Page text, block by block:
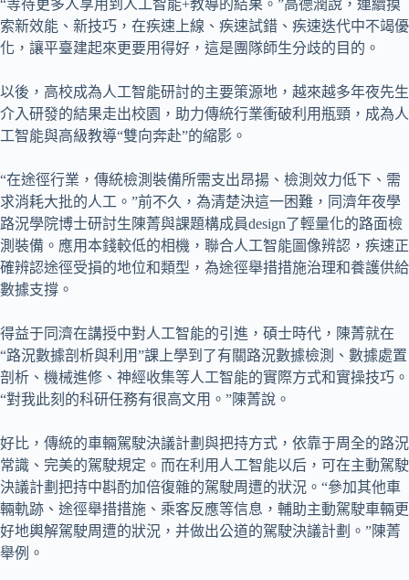
“等待更多人享用到人工智能+教導的結果。”高德潤說，連續摸
索新效能、新技巧，在疾速上線、疾速試錯、疾速迭代中不竭優
化，讓平臺建起來更要用得好，這是團隊師生分歧的目的。
以後，高校成為人工智能研討的主要策源地，越來越多年夜先生
介入研發的結果走出校園，助力傳統行業衝破利用瓶頸，成為人
工智能與高級教導“雙向奔赴”的縮影。
“在途徑行業，傳統檢測裝備所需支出昂揚、檢測效力低下、需
求消耗大批的人工。”前不久，為清楚決這一困難，同濟年夜學
路況學院博士研討生陳菁與課題構成員design了輕量化的路面檢
測裝備。應用本錢較低的相機，聯合人工智能圖像辨認，疾速正
確辨認途徑受損的地位和類型，為途徑舉措措施治理和養護供給
數據支撐。
得益于同濟在講授中對人工智能的引進，碩士時代，陳菁就在
“路況數據剖析與利用”課上學到了有關路況數據檢測、數據處置
剖析、機械進修、神經收集等人工智能的實際方式和實操技巧。
“對我此刻的科研任務有很高文用。”陳菁說。
好比，傳統的車輛駕駛決議計劃與把持方式，依靠于周全的路況
常識、完美的駕駛規定。而在利用人工智能以后，可在主動駕駛
決議計劃把持中斟酌加倍復雜的駕駛周遭的狀況。“參加其他車
輛軌跡、途徑舉措措施、乘客反應等信息，輔助主動駕駛車輛更
好地輿解駕駛周遭的狀況，并做出公道的駕駛決議計劃。”陳菁
舉例。